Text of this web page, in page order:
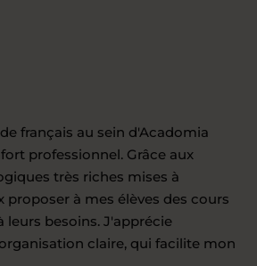
français au sein d'Acadomia
professionnel. Grâce aux
très riches mises à
proposer à mes élèves des cours
leurs besoins. J'apprécie
claire, qui facilite mon